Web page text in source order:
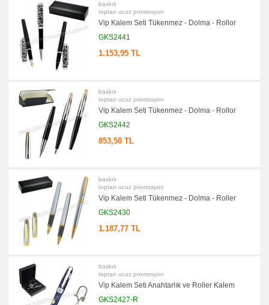
baskılı
toptan ucuz promosyon
Vip Kalem Seti Tükenmez - Dolma - Rollor
GKS2441
1.153,95 TL
baskılı
toptan ucuz promosyon
Vip Kalem Seti Tükenmez - Dolma - Rollor
GKS2442
853,58 TL
baskılı
toptan ucuz promosyon
Vip Kalem Seti Tükenmez - Dolma - Roller
GKS2430
1.187,77 TL
baskılı
toptan ucuz promosyon
Vip Kalem Seti Anahtarlık ve Roller Kalem
GKS2427-R
&
Not
Tutucu
promosyon
Bilgisayar
Aksesuarları
promosyon